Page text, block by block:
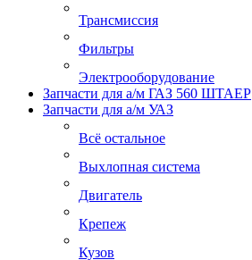
Трансмиссия
Фильтры
Электрооборудование
Запчасти для а/м ГАЗ 560 ШТАЕР
Запчасти для а/м УАЗ
Всё остальное
Выхлопная система
Двигатель
Крепеж
Кузов